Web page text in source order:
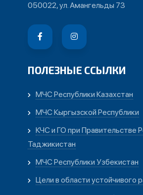
050022, ул. Амангельды 73
ПОЛЕЗНЫЕ ССЫЛКИ
МЧС Республики Казахстан
МЧС Кыргызской Республики
КЧС и ГО при Правительстве
Таджикистан
МЧС Республики Узбекистан
Цели в области устойчивого